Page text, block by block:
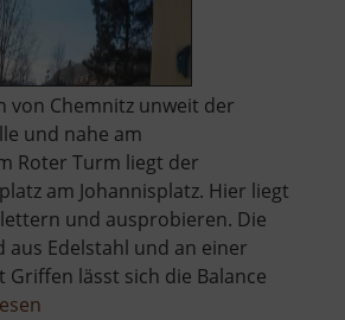
von Chemnitz unweit der
und nahe am
Roter Turm liegt der
am Johannisplatz. Hier liegt
und ausprobieren. Die
aus Edelstahl und an einer
lässt sich die Balance